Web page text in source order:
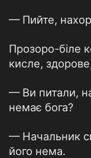
— Пийте,
Прозоро-біле
кисле,
— Ви питали,
немає бога?
— Начальник
його нема.